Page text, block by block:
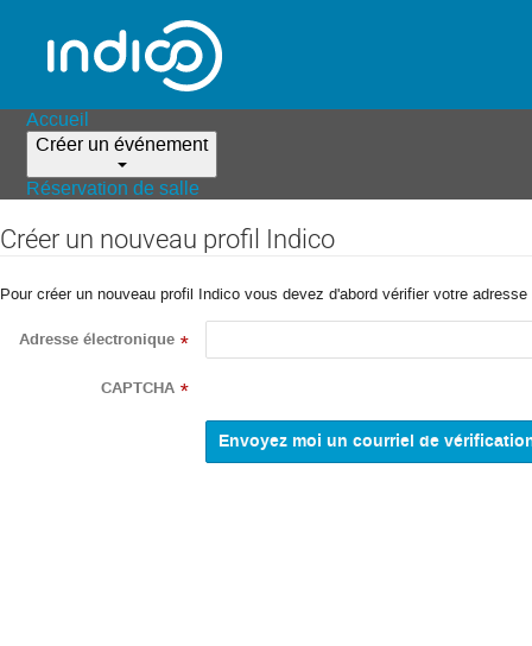
Accueil
Créer un événement
Réservation de salle
Créer un nouveau profil Indico
Pour créer un nouveau profil Indico vous devez d'abord vérifier votre
Adresse électronique *
CAPTCHA *